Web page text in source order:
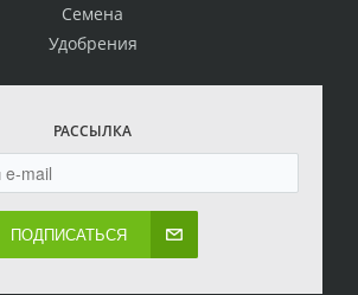
Семена
Удобрения
РАССЫЛКА
ПОДПИСАТЬСЯ